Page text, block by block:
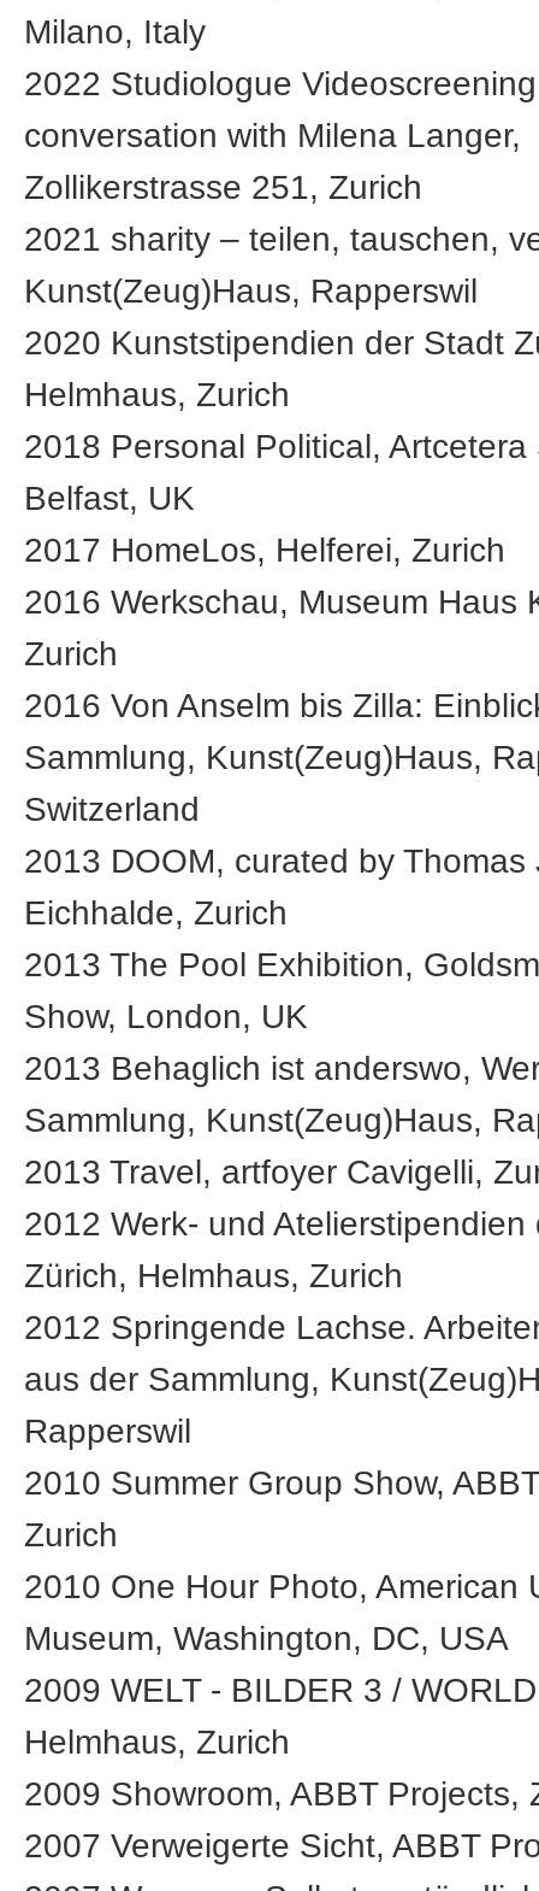
Milano, Italy
2022 Studiologue
conversation with Milena Langer,
Zollikerstrasse 251, Zurich
2021 sharity – teilen, tauschen,
Kunst(Zeug)Haus, Rapperswil
2020 Kunststipendien der Stadt
Helmhaus, Zurich
2018 Personal Political, Artcetera
Belfast, UK
2017 HomeLos, Helferei, Zurich
2016 Werkschau, Museum Haus
Zurich
2016 Von Anselm bis Zilla:
Sammlung, Kunst(Zeug)Haus,
Switzerland
2013 DOOM, curated by Thomas
Eichhalde, Zurich
2013 The Pool Exhibition,
Show, London, UK
2013 Behaglich ist anderswo,
Sammlung, Kunst(Zeug)Haus,
2013 Travel, artfoyer Cavigelli,
2012 Werk- und Atelierstipendien
Zürich, Helmhaus, Zurich
2012 Springende Lachse.
aus der Sammlung,
Rapperswil
2010 Summer Group Show,
Zurich
2010 One Hour Photo, American
Museum, Washington, DC, USA
2009 WELT - BILDER 3 /
Helmhaus, Zurich
2009 Showroom, ABBT Projects,
2007 Verweigerte Sicht, ABBT